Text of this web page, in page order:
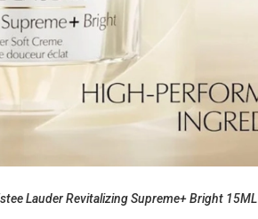
Lauder Revitalizing Supreme+ Bright 15ML